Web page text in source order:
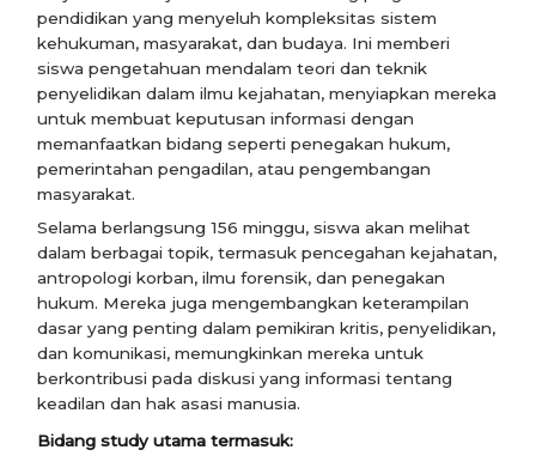
pendidikan yang menyeluh kompleksitas sistem
kehukuman, masyarakat, dan budaya. Ini memberi
siswa pengetahuan mendalam teori dan teknik
penyelidikan dalam ilmu kejahatan, menyiapkan mereka
untuk membuat keputusan informasi dengan
memanfaatkan bidang seperti penegakan hukum,
pemerintahan pengadilan, atau pengembangan
masyarakat.
Selama berlangsung 156 minggu, siswa akan melihat
dalam berbagai topik, termasuk pencegahan kejahatan,
antropologi korban, ilmu forensik, dan penegakan
hukum. Mereka juga mengembangkan keterampilan
dasar yang penting dalam pemikiran kritis, penyelidikan,
dan komunikasi, memungkinkan mereka untuk
berkontribusi pada diskusi yang informasi tentang
keadilan dan hak asasi manusia.
Bidang study utama termasuk: